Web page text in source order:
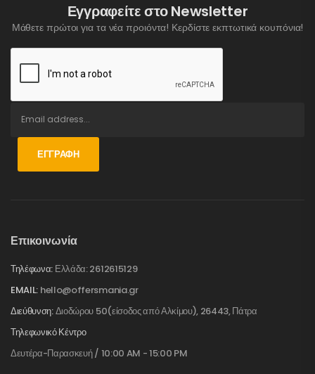
Εγγραφείτε στο Newsletter
Μάθετε πρώτοι για τα νέα προιόντα! Κερδίστε εκπτωτικά κουπόνια!
ΕΓΓΡΑΦΉ
Επικοινωνία
Τηλέφωνα: Ελλάδα: 2612615129
EMAIL: hello@offersmania.gr
Διεύθυνση:Διοδώρου 50(είσοδος από Αλκίμου), 26443, Πάτρα
Τηλεφωνικό Κέντρο
Δευτέρα-Παρασκευή / 10:00 AM - 15:00 PM